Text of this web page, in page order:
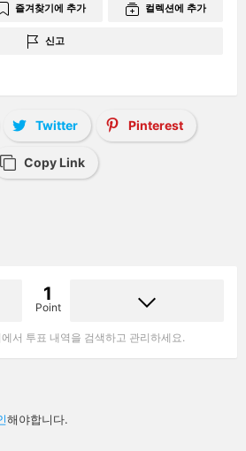
즐겨찾기에 추가 컬렉션에 추가
신고
Twitter Pinterest
Copy Link
1
Point
서 투표 내역을 검색하고 관리하세요.
해야합니다.